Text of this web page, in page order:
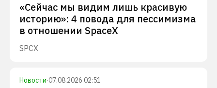
«Сейчас мы видим лишь красивую
историю»: 4 повода для пессимизма
в отношении SpaceX
SPCX
Новости·07.08.2026 02:51